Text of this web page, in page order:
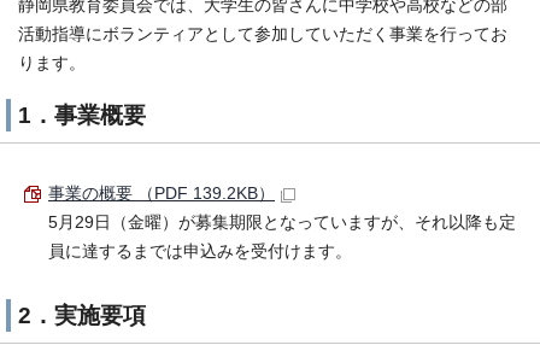
静岡県教育委員会では、大学生の皆さんに中学校や高校などの部
活動指導にボランティアとして参加していただく事業を行ってお
ります。
1．事業概要
事業の概要 （PDF 139.2KB）
5月29日（金曜）が募集期限となっていますが、それ以降も定
員に達するまでは申込みを受付けます。
2．実施要項